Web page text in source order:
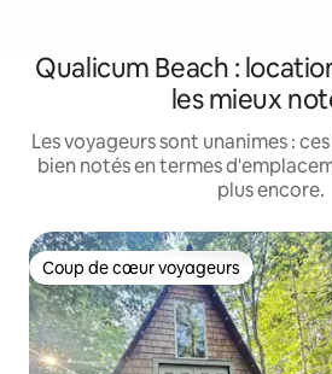
Qualicum Beach :
les mieux
Les voyageurs sont unanimes :
bien notés en termes
plus encore.
Coup de cœur voyageurs
Coup de cœur voyageurs